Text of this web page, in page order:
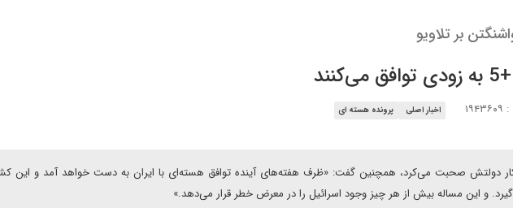
بر تلاویو
اخبار اصلی
پرونده هسته ای
کار دولتش صحبت می‌کرد، همچنین گفت: «ظرف هفته‌های آینده توافق هسته‌ای با ایران به دست خواهد آمد و این
و این مساله بیش از هر چیز وجود اسرائیل را در معرض خطر قرار می‌دهد.»